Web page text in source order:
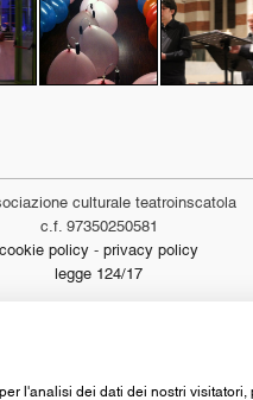
culturale teatroinscatola
c.f. 97350250581
cookie policy privacy policy
legge 124/17
l'analisi dei dati dei nostri visitatori,